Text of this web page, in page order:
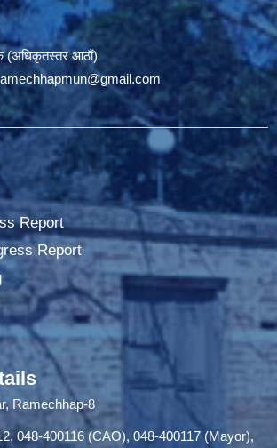
(अधिकृतस्तर आठौं)
Report
Report
Ramechhap-8
048-400116 (CAO), 048-400117 (Mayor),